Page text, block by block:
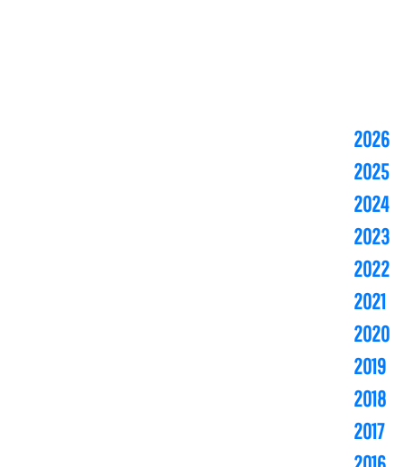
2026
2025
2024
2023
2022
2021
2020
2019
2018
2017